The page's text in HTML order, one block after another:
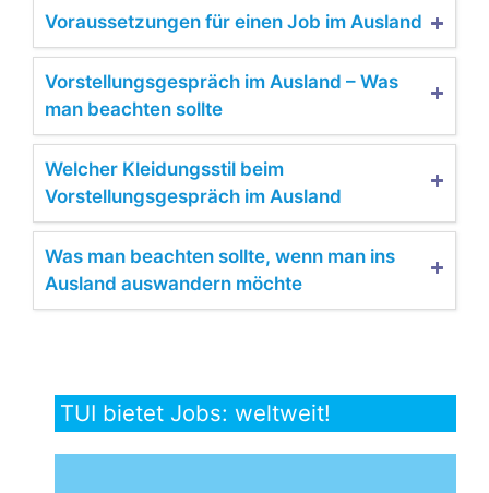
Voraussetzungen für einen Job im Ausland
Vorstellungsgespräch im Ausland – Was
man beachten sollte
Welcher Kleidungsstil beim
Vorstellungsgespräch im Ausland
Was man beachten sollte, wenn man ins
Ausland auswandern möchte
TUI bietet Jobs: weltweit!